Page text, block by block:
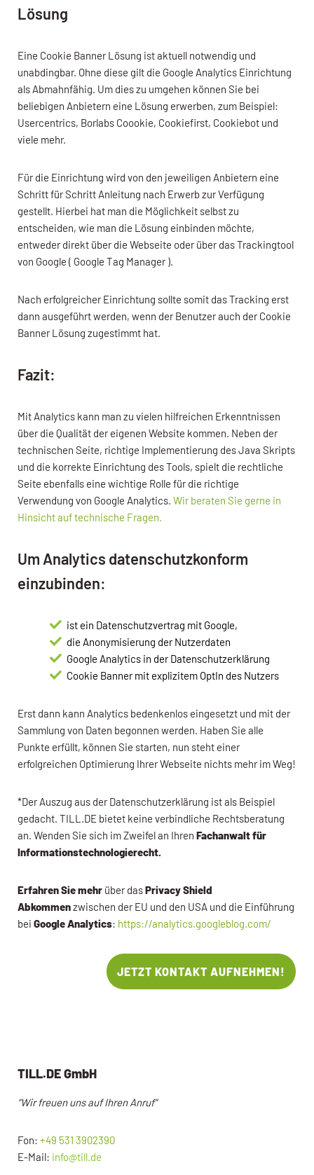
Lösung
Eine Cookie Banner Lösung ist aktuell notwendig und
unabdingbar. Ohne diese gilt die Google Analytics Einrichtung
als Abmahnfähig. Um dies zu umgehen können Sie bei
beliebigen Anbietern eine Lösung erwerben, zum Beispiel:
Usercentrics, Borlabs Coookie, Cookiefirst, Cookiebot und
viele mehr.
Für die Einrichtung wird von den jeweiligen Anbietern eine
Schritt für Schritt Anleitung nach Erwerb zur Verfügung
gestellt. Hierbei hat man die Möglichkeit selbst zu
entscheiden, wie man die Lösung einbinden möchte,
entweder direkt über die Webseite oder über das Trackingtool
von Google ( Google Tag Manager ).
Nach erfolgreicher Einrichtung sollte somit das Tracking erst
dann ausgeführt werden, wenn der Benutzer auch der Cookie
Banner Lösung zugestimmt hat.
Fazit:
Mit Analytics kann man zu vielen hilfreichen Erkenntnissen
über die Qualität der eigenen Website kommen. Neben der
technischen Seite, richtige Implementierung des Java Skripts
und die korrekte Einrichtung des Tools, spielt die rechtliche
Seite ebenfalls eine wichtige Rolle für die richtige
Verwendung von Google Analytics. Wir beraten Sie gerne in
Hinsicht auf technische Fragen.
Um Analytics datenschutzkonform
einzubinden:
ist ein Datenschutzvertrag mit Google,
die Anonymisierung der Nutzerdaten
Google Analytics in der Datenschutzerklärung
Cookie Banner mit explizitem OptIn des Nutzers
Erst dann kann Analytics bedenkenlos eingesetzt und mit der
Sammlung von Daten begonnen werden. Haben Sie alle
Punkte erfüllt, können Sie starten, nun steht einer
erfolgreichen Optimierung Ihrer Webseite nichts mehr im Weg!
*Der Auszug aus der Datenschutzerklärung ist als Beispiel
gedacht. TILL.DE bietet keine verbindliche Rechtsberatung
an. Wenden Sie sich im Zweifel an Ihren Fachanwalt für
Informationstechnologierecht.
Erfahren Sie mehr über dasPrivacy Shield
Abkommenzwischen der EU und den USA und die Einführung
bei Google Analytics: https://analytics.googleblog.com/
JETZT KONTAKT AUFNEHMEN!
TILL.DE GmbH
“Wir freuen uns auf Ihren Anruf”
Fon: +49 531 3902390
E-Mail: info@till.de